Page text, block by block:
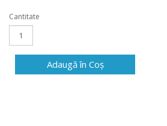
Cantitate
Adaugă în Coş